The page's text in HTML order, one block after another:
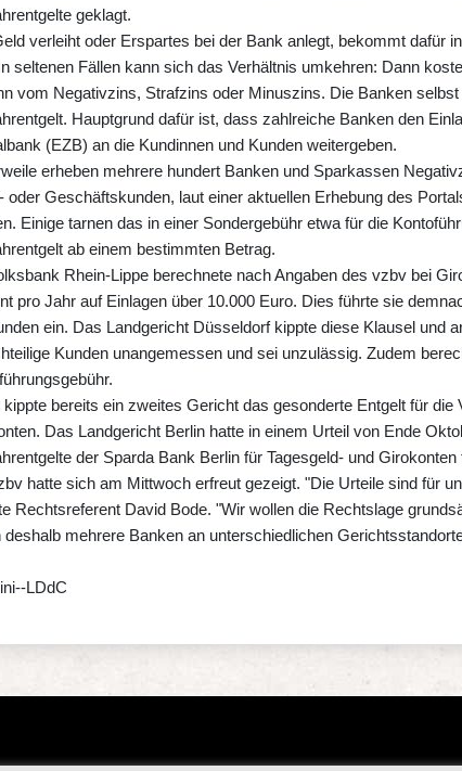
geklagt.
verleiht oder Erspartes bei der Bank anlegt, bekommt dafür
seltenen Fällen kann sich das Verhältnis umkehren: Dann
vom Negativzins, Strafzins oder Minuszins. Die Banken
Hauptgrund dafür ist, dass zahlreiche Banken den
(EZB) an die Kundinnen und Kunden weitergeben.
erheben mehrere hundert Banken und Sparkassen
oder Geschäftskunden, laut einer aktuellen Erhebung des
Einige tarnen das in einer Sondergebühr etwa für die
ab einem bestimmten Betrag.
Rhein-Lippe berechnete nach Angaben des vzbv bei
pro Jahr auf Einlagen über 10.000 Euro. Dies führte sie
ein. Das Landgericht Düsseldorf kippte diese Klausel und
Kunden unangemessen und sei unzulässig. Zudem
kippte bereits ein zweites Gericht das gesonderte Entgelt für die
Das Landgericht Berlin hatte in einem Urteil von Ende
der Sparda Bank Berlin für Tagesgeld- und
hatte sich am Mittwoch erfreut gezeigt. "Die Urteile sind für
Rechtsreferent David Bode. "Wir wollen die Rechtslage
deshalb mehrere Banken an unterschiedlichen
LDdC